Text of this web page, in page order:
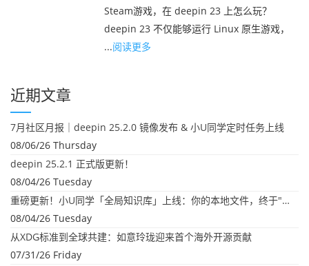
Steam游戏，在 deepin 23 上怎么玩？
deepin 23 不仅能够运行 Linux 原生游戏，
...阅读更多
近期文章
7月社区月报｜deepin 25.2.0 镜像发布 & 小U同学定时任务上线
08/06/26 Thursday
deepin 25.2.1 正式版更新！
08/04/26 Tuesday
重磅更新！小U同学「全局知识库」上线：你的本地文件，终于"活"起来了
08/04/26 Tuesday
从XDG标准到全球共建：如意玲珑迎来首个海外开源贡献
07/31/26 Friday